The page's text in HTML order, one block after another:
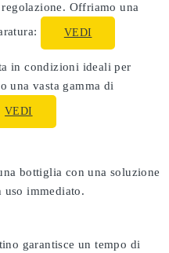
Offriamo una
VEDI
in condizioni ideali per
una vasta gamma di
VEDI
bottiglia con una soluzione
uso immediato.
garantisce un tempo di